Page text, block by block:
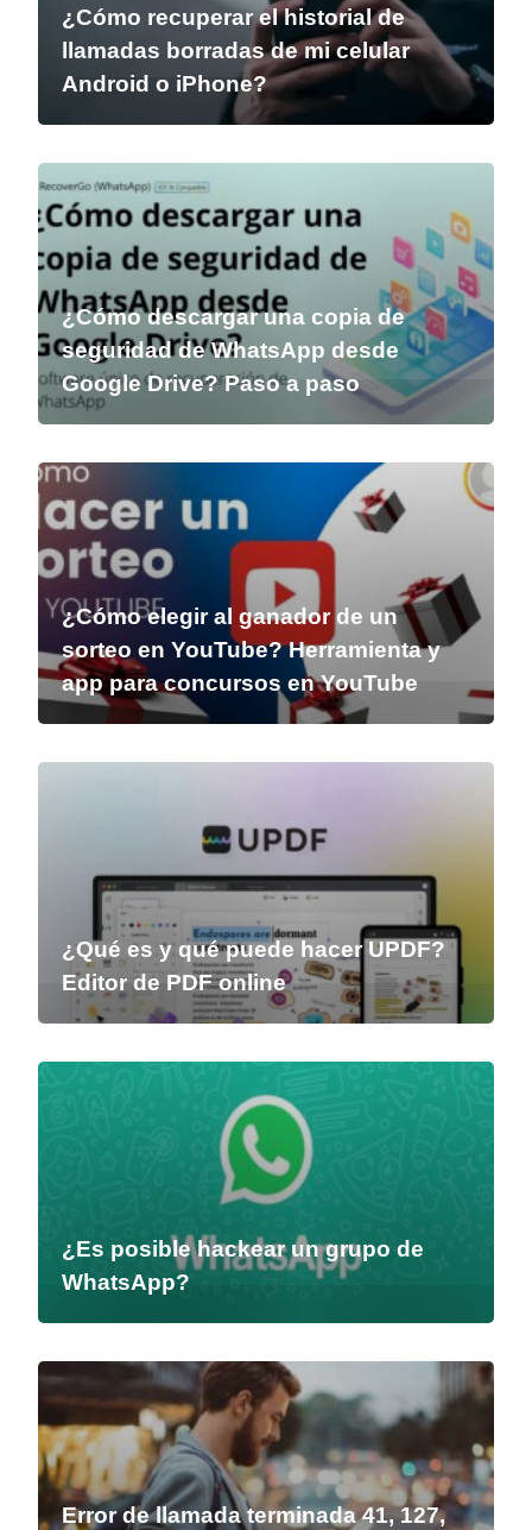
¿Cómo recuperar el historial de
llamadas borradas de mi celular
Android o iPhone?
¿Cómo descargar una copia de
seguridad de WhatsApp desde
Google Drive? Paso a paso
¿Cómo elegir al ganador de un
sorteo en YouTube? Herramienta y
app para concursos en YouTube
¿Qué es y qué puede hacer UPDF?
Editor de PDF online
¿Es posible hackear un grupo de
WhatsApp?
Error de llamada terminada 41, 127,